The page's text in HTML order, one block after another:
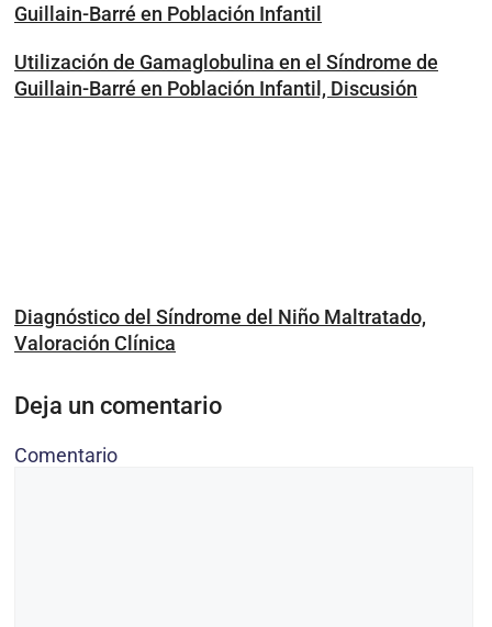
Guillain-Barré en Población Infantil
Utilización de Gamaglobulina en el Síndrome de
Guillain-Barré en Población Infantil, Discusión
Diagnóstico del Síndrome del Niño Maltratado,
Valoración Clínica
Deja un comentario
Comentario